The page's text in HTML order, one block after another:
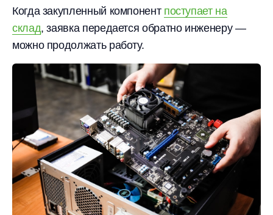
Когда закупленный компонент поступает на
склад, заявка передается обратно инженеру —
можно продолжать работу.